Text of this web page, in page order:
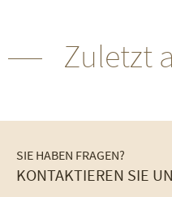
Zuletzt
SIE HABEN FRAGEN?
KONTAKTIEREN SIE